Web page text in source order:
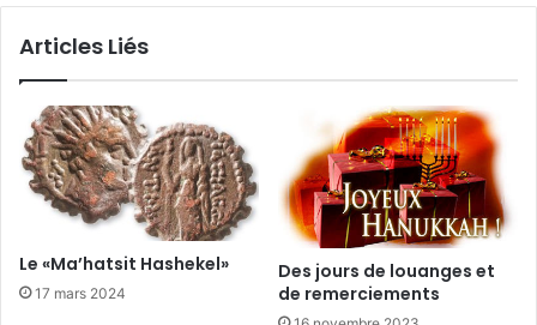
Articles Liés
Le «Ma’hatsit Hashekel»
17 mars 2024
Des jours de louanges et
de remerciements